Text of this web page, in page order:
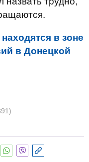
в зоне
в Донецкой